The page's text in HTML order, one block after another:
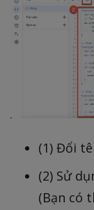
(1) Đổi
(2) Sử
(Bạn có